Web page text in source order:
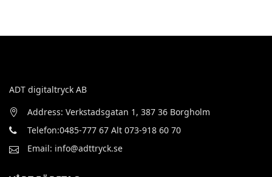
ADT digitaltryck AB
Address: Verkstadsgatan 1, 387 36 Borgholm
Telefon:0485-777 67 Alt 073-918 60 70
Email: info@adttryck.se